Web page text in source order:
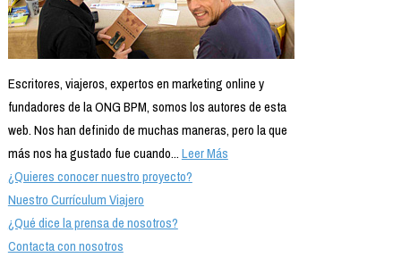
Escritores, viajeros, expertos en marketing online y
fundadores de la ONG BPM, somos los autores de esta
web. Nos han definido de muchas maneras, pero la que
más nos ha gustado fue cuando...Leer Más
¿Quieres conocer nuestro proyecto?
Nuestro Currículum Viajero
¿Qué dice la prensa de nosotros?
Contacta con nosotros